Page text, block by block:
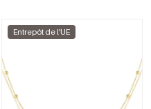
Entrepôt de l'UE